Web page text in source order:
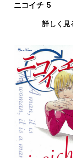
ニコイチ 5
詳しく見